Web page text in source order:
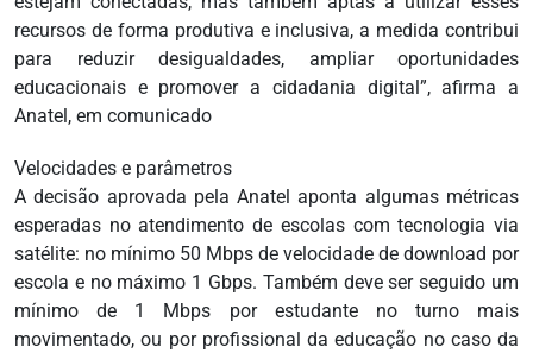
recursos de forma produtiva e inclusiva, a medida contribui
para reduzir desigualdades, ampliar oportunidades
educacionais e promover a cidadania digital”, afirma a
Anatel, em comunicado
Velocidades e parâmetros
A decisão aprovada pela Anatel aponta algumas métricas
esperadas no atendimento de escolas com tecnologia via
satélite: no mínimo 50 Mbps de velocidade de download por
escola e no máximo 1 Gbps. Também deve ser seguido um
mínimo de 1 Mbps por estudante no turno mais
movimentado, ou por profissional da educação no caso da